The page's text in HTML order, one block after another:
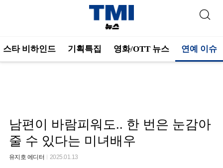
스타 비하인드 기획특집 영화/OTT 뉴스 연예 이슈
남편이 바람피워도.. 한 번은 눈감아
줄 수 있다는 미녀배우
유지호 에디터 2025.01.13